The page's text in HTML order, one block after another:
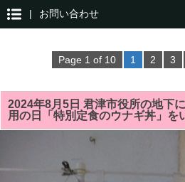
| お問い合わせ
Page 1 of 10 1 2 3
2024年8月5日 君津市役所の地下
用の日「特別定食のウナギ丼」を